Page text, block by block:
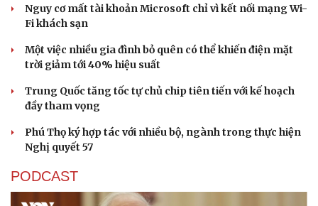
Nguy cơ mất tài khoản Microsoft chỉ vì kết nối mạng Wi-
Fi khách sạn
Một việc nhiều gia đình bỏ quên có thể khiến điện mặt
trời giảm tới 40% hiệu suất
Trung Quốc tăng tốc tự chủ chip tiên tiến với kế hoạch
đầy tham vọng
Phú Thọ ký hợp tác với nhiều bộ, ngành trong thực hiện
Nghị quyết 57
PODCAST